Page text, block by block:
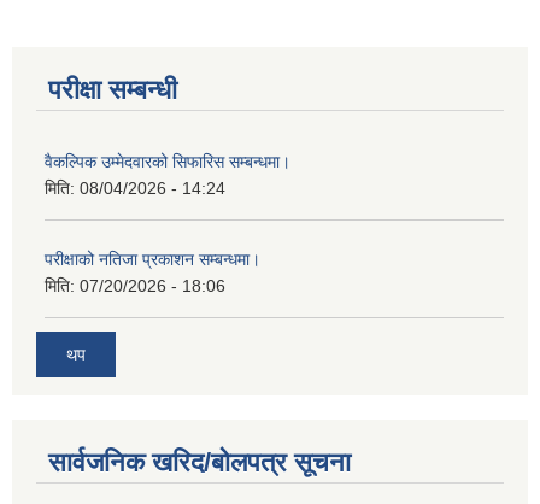
परीक्षा सम्बन्धी
वैकल्पिक उम्मेदवारको सिफारिस सम्बन्धमा।
मिति: 08/04/2026 - 14:24
परीक्षाको नतिजा प्रकाशन सम्बन्धमा।
मिति: 07/20/2026 - 18:06
थप
सार्वजनिक खरिद/बोलपत्र सूचना